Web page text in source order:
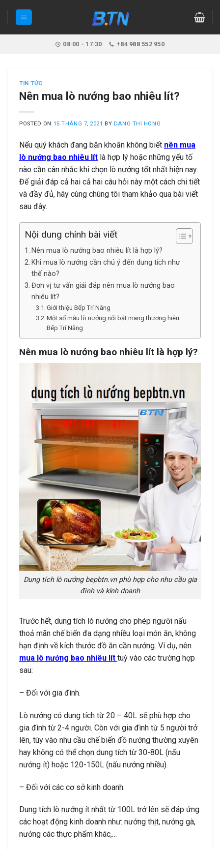
08:00 - 17:30 +84 988 552 950
TIN TỨC
Nên mua lò nướng bao nhiêu lít?
POSTED ON 15 THÁNG 7, 2021 BY DANG THI HONG
Nếu quý khách đang băn khoăn không biết nên mua
lò nướng bao nhiêu lít là hợp lý hoặc những yếu tố
nào cần cân nhắc khi chọn lò nướng tốt nhất hiện nay.
Để giải đáp cả hai cả hai câu hỏi này một cách chi tiết
và đầy đủ, hãy cùng chúng tôi tham khảo qua bài viết
sau đây.
Nội dung chính bài viết
Nên mua lò nướng bao nhiêu lít là hợp lý?
Khi mua lò nướng cần chú ý đến dung tích như
thế nào?
Đơn vị tư vấn giải đáp nên mua lò nướng bao
nhiêu lít?
Giới thiệu Bếp Trí Năng
Một số mẫu lò nướng nổi bật mang thương hiệu
Bếp Trí Năng
Nên mua lò nướng bao nhiêu lít là hợp lý?
Dung tích lò nướng bepbtn.vn phù hợp cho nhu cầu gia
đình và kinh doanh
Trước hết, dung tích lò nướng cho phép người nấu
thoả mãn chế biến đa dạng nhiều loại món ăn, không
hạn định về kích thước đồ ăn cần nướng. Ví dụ, nên
mua lò nướng bao nhiêu lít tuỳ vào các trường hợp
sau:
– Đối với gia đình.
Lò nướng có dung tích từ 20 – 40L sẽ phù hợp cho
gia đình từ 2-4 người. Còn với gia đình từ 5 người trở
lên, tùy vào nhu cầu chế biến đồ nướng thường xuyên
hay không có thể chọn dung tích từ 30-80L (nấu
nướng ít) hoặc 120-150L (nấu nướng nhiều).
– Đối với các cơ sở kinh doanh.
Dung tích lò nướng ít nhất từ 100L trở lên sẽ đáp ứng
các hoạt động kinh doanh như: nướng thịt, nướng gà,
nướng các thực phẩm khác,…